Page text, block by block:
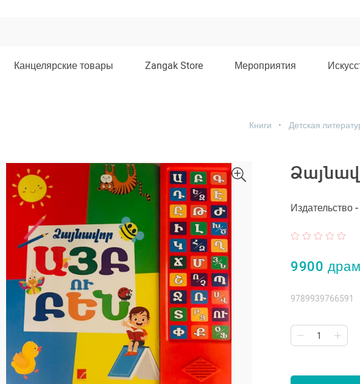
Канцелярские товары Zangak Store Мероприятия
Книги Детская
Издательство -
9900 драм
9789939766591